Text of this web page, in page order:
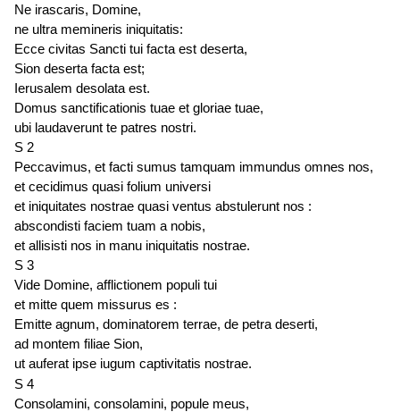
Ne irascaris, Domine,
ne ultra memineris iniquitatis:
Ecce civitas Sancti tui facta est deserta,
Sion deserta facta est;
Ierusalem desolata est.
Domus sanctificationis tuae et gloriae tuae,
ubi laudaverunt te patres nostri.
S 2
Peccavimus, et facti sumus tamquam immundus omnes nos,
et cecidimus quasi folium universi
et iniquitates nostrae quasi ventus abstulerunt nos :
abscondisti faciem tuam a nobis,
et allisisti nos in manu iniquitatis nostrae.
S 3
Vide Domine, afflictionem populi tui
et mitte quem missurus es :
Emitte agnum, dominatorem terrae, de petra deserti,
ad montem filiae Sion,
ut auferat ipse iugum captivitatis nostrae.
S 4
Consolamini, consolamini, popule meus,